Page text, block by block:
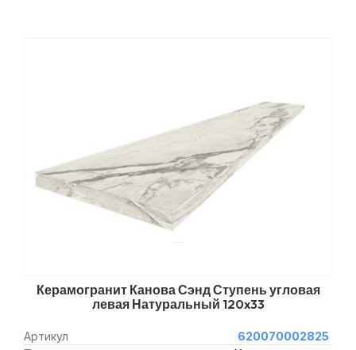
Керамогранит Канова Сэнд Ступень угловая
левая Натуральный 120x33
Артикул
620070002825